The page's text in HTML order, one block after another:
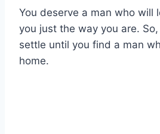
You deserve a man who will
you just the way you are. So,
settle until you find a man
home.